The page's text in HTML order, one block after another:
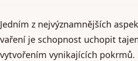
Jedním z nejvýznamnějších
vaření je schopnost uchopit
vytvořením vynikajících pokrmů.